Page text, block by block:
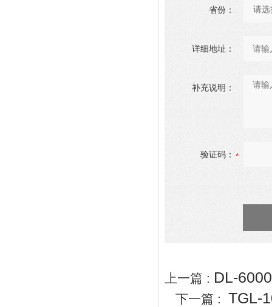
省份：
详细地址：
补充说明：
验证码：
上一篇 : DL-
下一篇 : TGL-